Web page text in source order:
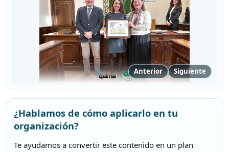
Anterior Siguiente
¿Hablamos de cómo aplicarlo en tu
organización?
Te ayudamos a convertir este contenido en un plan